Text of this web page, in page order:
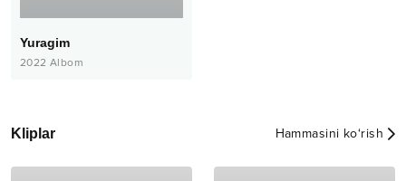
Yuragim
2022 Albom
Kliplar Hammasini ko‘rish